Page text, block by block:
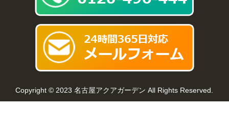
Copyright © 2023 名古屋アクアガーデン All Rights Reserved.